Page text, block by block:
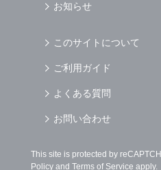
お知らせ
このサイトについて
ご利用ガイド
よくある質問
お問い合わせ
This site is protected by
Policyand Terms of Service apply.